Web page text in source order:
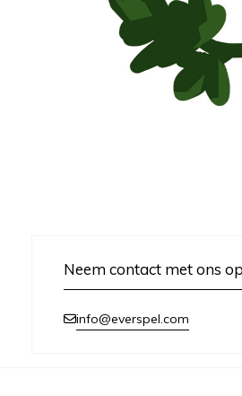
Neem contact met ons op
info@everspel.com